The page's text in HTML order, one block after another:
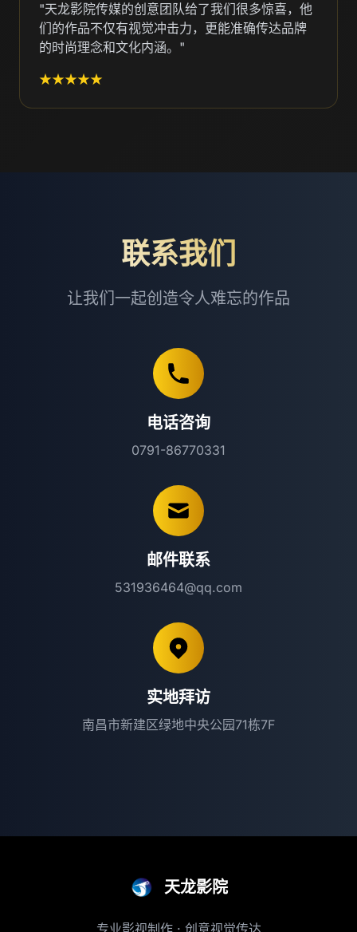
"天龙影院传媒的创意团队给了我们很多惊喜，他
们的作品不仅有视觉冲击力，更能准确传达品牌
的时尚理念和文化内涵。"
★★★★★
联系我们
让我们一起创造令人难忘的作品
电话咨询
0791-86770331
邮件联系
531936464@qq.com
实地拜访
南昌市新建区绿地中央公园71栋7F
天龙影院
专业影视制作 · 创意视觉传达